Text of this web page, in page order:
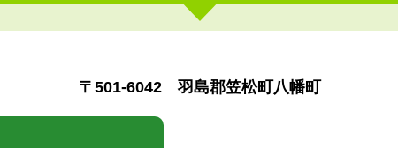
〒501-6042 羽島郡笠松町八幡町